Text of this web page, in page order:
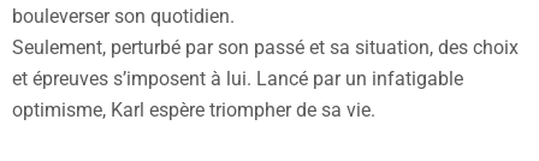
bouleverser son quotidien.
Seulement, perturbé par son passé et sa situation, des choix
et épreuves s’imposent à lui. Lancé par un infatigable
optimisme, Karl espère triompher de sa vie.